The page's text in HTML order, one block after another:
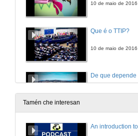
10 de maio de 2016
Que é o TTIP?
10 de maio de 2016
10 de maio de 2016
Tamén che interesan